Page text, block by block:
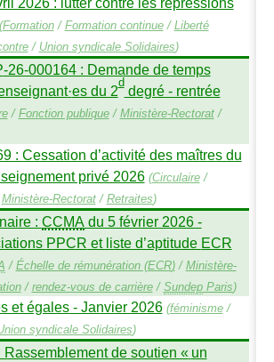
(Formation/ Formation continue/ Liberté
/ Union syndicale Solidaires)
-26-000164 : Demande de temps
·es du 2ddegré - rentrée
/ Fonction publique/ Ministère-Rectorat/
: Cessation d’activité des maîtres du
privé 2026 (Circulaire/
Ministère-Rectorat/ Retraites)
: CCMA du 5 février 2026 -
PPCR et liste d’aptitude ECR
/ Échelle de rémunération (ECR)/ Ministère-
/ rendez-vous de carrière/ SundepParis)
et égales - Janvier 2026 (féminisme/
syndicale Solidaires)
Rassemblement de soutien « un